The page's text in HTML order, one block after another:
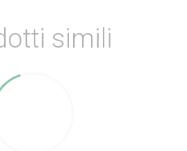
simili